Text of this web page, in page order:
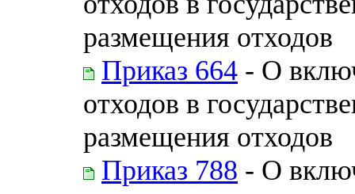
размещения отходов
Приказ 664 - О
отходов в
размещения отходов
Приказ 788 - О